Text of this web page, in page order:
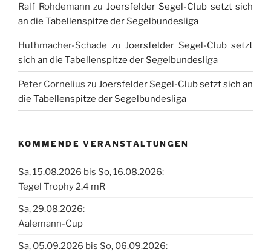
Ralf Rohdemann zu Joersfelder Segel-Club setzt sich
an die Tabellenspitze der Segelbundesliga
Huthmacher-Schade zu Joersfelder Segel-Club setzt
sich an die Tabellenspitze der Segelbundesliga
Peter Cornelius zu Joersfelder Segel-Club setzt sich an
die Tabellenspitze der Segelbundesliga
KOMMENDE VERANSTALTUNGEN
Sa, 15.08.2026 bis So, 16.08.2026:
Tegel Trophy 2.4 mR
Sa, 29.08.2026:
Aalemann-Cup
Sa, 05.09.2026 bis So, 06.09.2026: